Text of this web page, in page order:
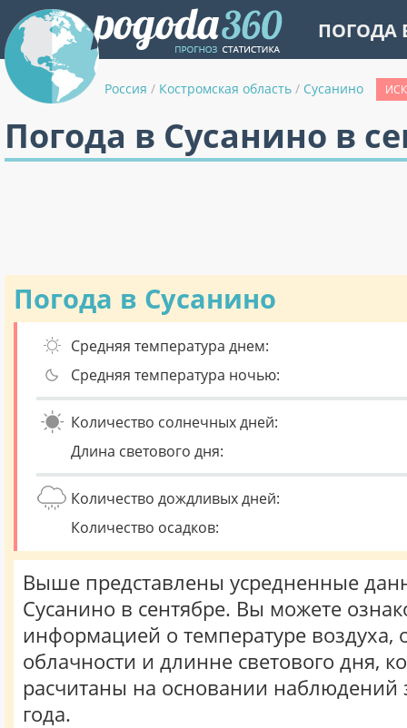
ПОГОДА
Россия / Костромская область / Сусанино
Погода в Сусанино в
Погода в Сусанино
Средняя температура днем:
Средняя температура ночью:
Количество солнечных дней:
Длина светового дня:
Количество дождливых дней:
Количество осадков:
Выше представлены усредненные
Сусанино в сентябре. Вы можете
информацией о температуре воздуха,
облачности и длинне светового дня,
расчитаны на основании наблюдений
года.